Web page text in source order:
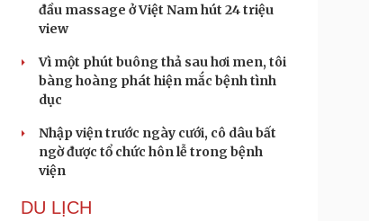
đầu massage ở Việt Nam hút 24 triệu
view
Vì một phút buông thả sau hơi men, tôi
bàng hoàng phát hiện mắc bệnh tình
dục
Nhập viện trước ngày cưới, cô dâu bất
ngờ được tổ chức hôn lễ trong bệnh
viện
DU LỊCH